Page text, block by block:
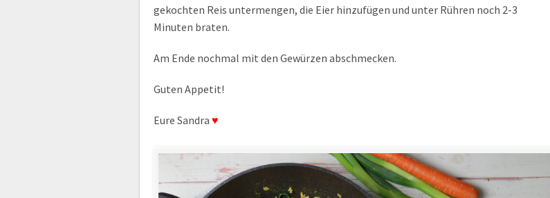
gekochten Reis untermengen, die Eier hinzufügen und unter Rühren noch 2-3
Minuten braten.
Am Ende nochmal mit den Gewürzen abschmecken.
Guten Appetit!
Eure Sandra ♥